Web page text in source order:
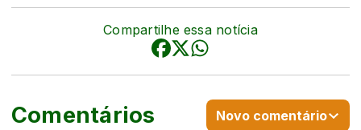
Compartilhe essa notícia
Comentários Novo comentário